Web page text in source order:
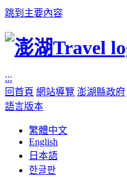
跳到主要內容
:::
回首頁 網站導覽 澎湖縣政府
語言版本
繁體中文
English
日本語
한글판